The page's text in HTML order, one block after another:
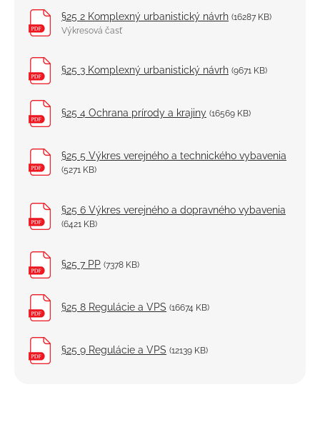
§25 2 Komplexný urbanistický návrh (16287 KB)
Výkresová časť
§25 3 Komplexný urbanistický návrh (9671 KB)
§25 4 Ochrana prírody a krajiny (16569 KB)
§25 5 Výkres verejného a technického vybavenia
(5271 KB)
§25 6 Výkres verejného a dopravného vybavenia
(6421 KB)
§25 7 PP (7378 KB)
§25 8 Regulácie a VPS (16674 KB)
§25 9 Regulácie a VPS (12139 KB)